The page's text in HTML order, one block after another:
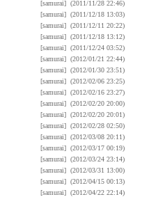
[samurai] (2011/11/28 22:46)
[samurai] (2011/12/18 13:03)
[samurai] (2011/12/11 20:22)
[samurai] (2011/12/18 13:12)
[samurai] (2011/12/24 03:52)
[samurai] (2012/01/21 22:44)
[samurai] (2012/01/30 23:51)
[samurai] (2012/02/06 23:25)
[samurai] (2012/02/16 23:27)
[samurai] (2012/02/20 20:00)
[samurai] (2012/02/20 20:01)
[samurai] (2012/02/28 02:50)
[samurai] (2012/03/08 20:11)
[samurai] (2012/03/17 00:19)
[samurai] (2012/03/24 23:14)
[samurai] (2012/03/31 13:00)
[samurai] (2012/04/15 00:13)
[samurai] (2012/04/22 22:14)